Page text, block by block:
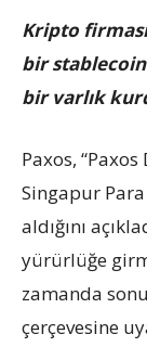
Kripto
bir
bir varlık
Paxos,
Singapur
aldığını
yürürlüğe
zamanda
çerçevesine